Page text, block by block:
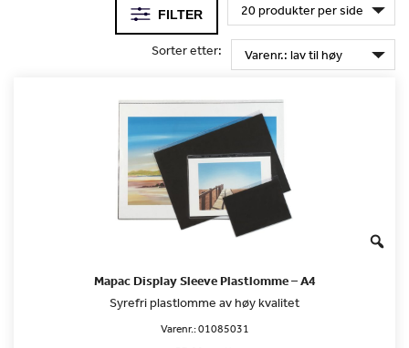
FILTER
Sorter etter:
Mapac Display Sleeve Plastlomme – A4
Syrefri plastlomme av høy kvalitet
Varenr.:01085031